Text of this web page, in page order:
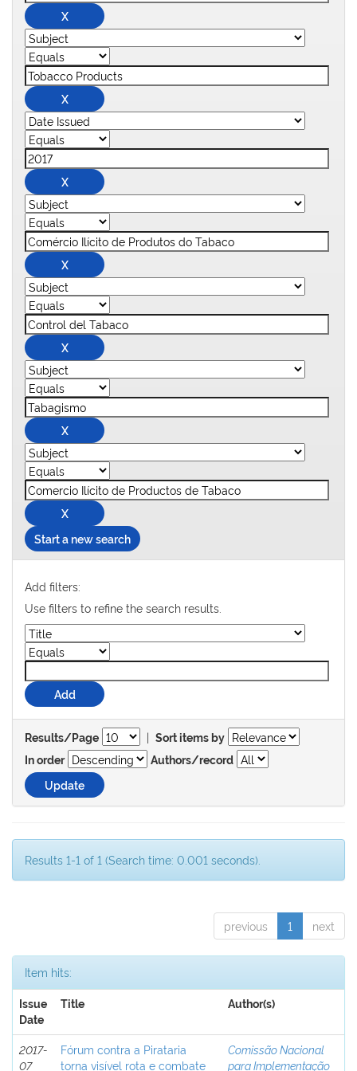
Start a new search
Add filters:
Use filters to refine the search results.
Results/Page | Sort items by
In order
Authors/record
Results 1-1 of 1 (Search time: 0.001 seconds).
previous 1 next
Item hits:
Issue
Date
Title Author(s)
2017-
07
Fórum contra a Pirataria
torna visível rota e combate
Comissão Nacional
para Implementação